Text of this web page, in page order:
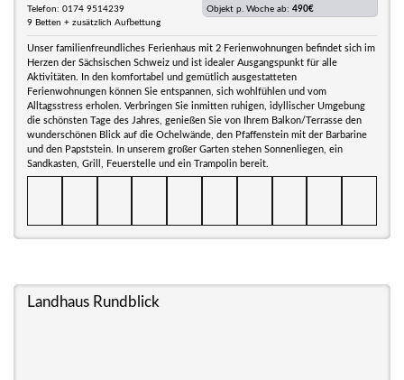
Telefon: 0174 9514239
9 Betten + zusätzlich Aufbettung
Objekt p. Woche ab: 490€
Unser familienfreundliches Ferienhaus mit 2 Ferienwohnungen befindet sich im
Herzen der Sächsischen Schweiz und ist idealer Ausgangspunkt für alle
Aktivitäten. In den komfortabel und gemütlich ausgestatteten
Ferienwohnungen können Sie entspannen, sich wohlfühlen und vom
Alltagsstress erholen. Verbringen Sie inmitten ruhigen, idyllischer Umgebung
die schönsten Tage des Jahres, genießen Sie von Ihrem Balkon/Terrasse den
wunderschönen Blick auf die Ochelwände, den Pfaffenstein mit der Barbarine
und den Papststein. In unserem großer Garten stehen Sonnenliegen, ein
Sandkasten, Grill, Feuerstelle und ein Trampolin bereit.
Landhaus Rundblick